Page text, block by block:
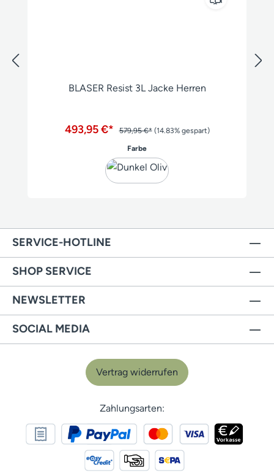
BLASER Resist 3L Jacke Herren
493,95 €* 579,95 €* (14.83% gespart)
Farbeauswählen
SERVICE-HOTLINE
SHOP SERVICE
NEWSLETTER
SOCIAL MEDIA
Vertrag widerrufen
Zahlungsarten: